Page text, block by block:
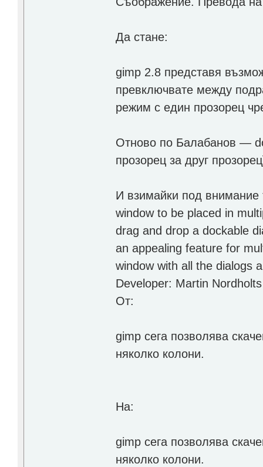
Да стане:
gimp 2.8 представя
превключвате между
режим с един прозорец
Отново по Балабанов —
прозорец за друг
И взимайки под внимание
window to be placed in
drag and drop a dockable
an appealing feature for
window with all the dialogs
Developer: Martin
От:
gimp сега позволява
няколко колони.
На:
gimp сега позволява
няколко колони.